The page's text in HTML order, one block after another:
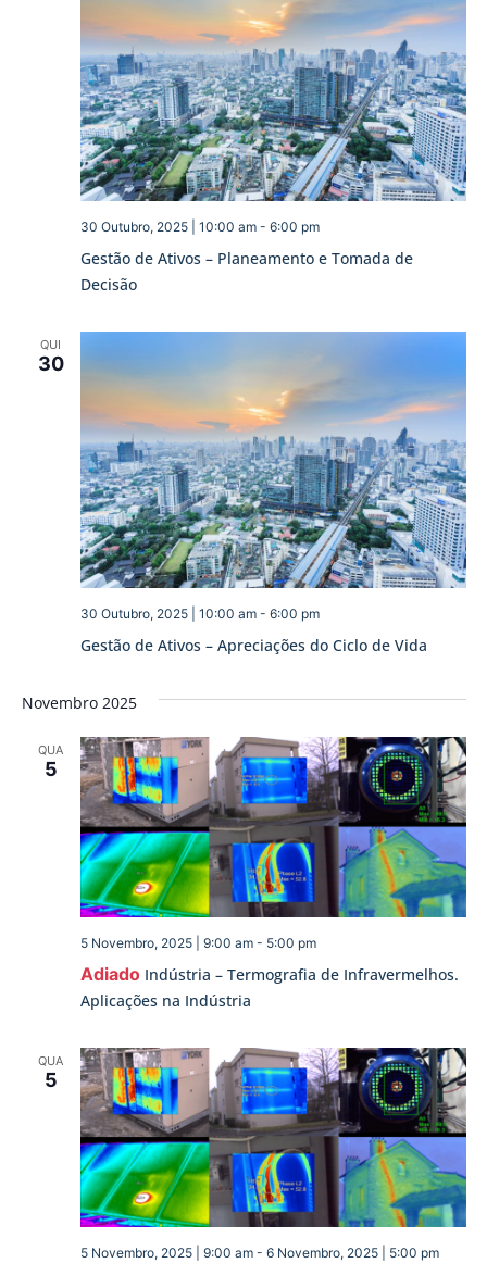
Gestão de Ativos – Planeamento e Tomada de
Decisão
30 Outubro, 2025 | 10:00 am- 6:00 pm
QUI
30
Gestão de Ativos – Apreciações do Ciclo de Vida
30 Outubro, 2025 | 10:00 am- 6:00 pm
Novembro 2025
QUA
5
Adiado Indústria – Termografia de Infravermelhos.
Aplicações na Indústria
5 Novembro, 2025 | 9:00 am- 5:00 pm
QUA
5
5 Novembro, 2025 | 9:00 am- 6 Novembro, 2025 | 5:00 pm